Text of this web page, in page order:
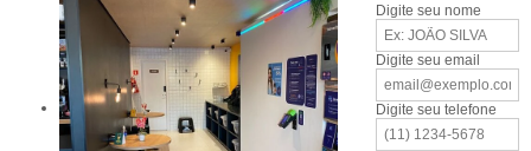
Digite seu nome
Digite seu email
Digite seu telefone